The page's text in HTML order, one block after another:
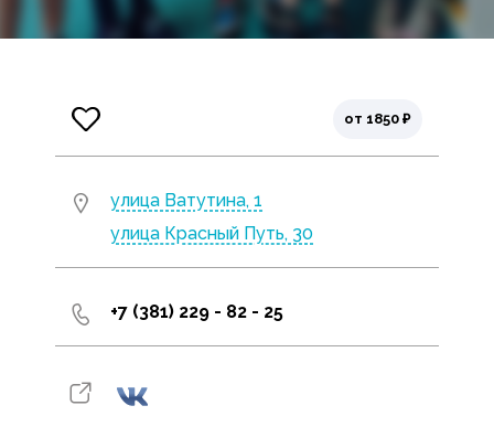
от 1850 ₽
улица Ватутина, 1
улица Красный Путь, 30
+7 (381) 229 - 82 - 25